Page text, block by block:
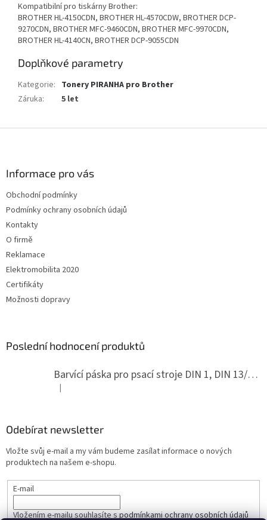
Kompatibilní pro tiskárny Brother:
BROTHER HL-4150CDN, BROTHER HL-4570CDW, BROTHER DCP-
9270CDN, BROTHER MFC-9460CDN, BROTHER MFC-9970CDN,
BROTHER HL-4140CN, BROTHER DCP-9055CDN
Doplňkové parametry
Kategorie: Tonery PIRANHA pro Brother
Záruka: 5 let
Informace pro vás
Obchodní podmínky
Podmínky ochrany osobních údajů
Kontakty
O firmě
Reklamace
Elektromobilita 2020
Certifikáty
Možnosti dopravy
Poslední hodnocení produktů
Barvící páska pro psací stroje DIN 1, DIN 13/10, LAND, PA červenočerná
Hodnocení produktu je 5 z 5 hvězdiček.
|
Odebírat newsletter
Vložte svůj e-mail a my vám budeme zasílat informace o nových
produktech na našem e-shopu.
E-mail
Vložením e-mailu souhlasíte spodmínkami ochrany osobních údajů